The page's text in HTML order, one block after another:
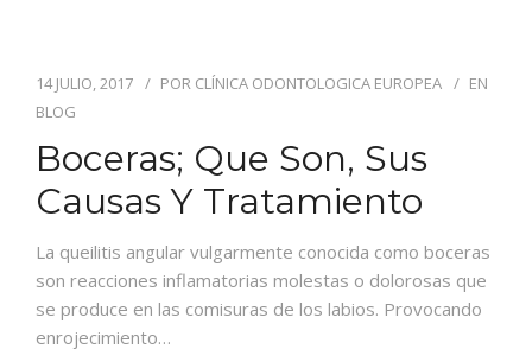
14 JULIO, 2017 POR CLÍNICA ODONTOLOGICA EUROPEA
EN
BLOG
Boceras; Que Son, Sus
Causas Y Tratamiento
La queilitis angular vulgarmente conocida como boceras
son reacciones inflamatorias molestas o dolorosas que
se produce en las comisuras de los labios. Provocando
enrojecimiento…